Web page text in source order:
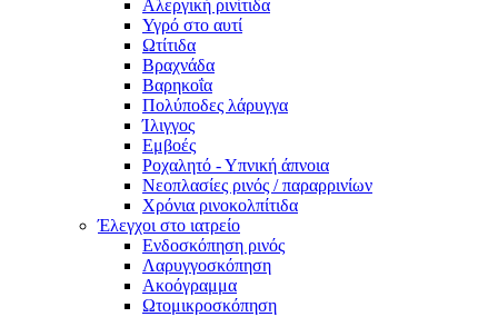
Αλεργική ρινίτιδα
Υγρό στο αυτί
Ωτίτιδα
Βραχνάδα
Βαρηκοΐα
Πολύποδες λάρυγγα
Ίλιγγος
Εμβοές
Ροχαλητό - Υπνική άπνοια
Νεοπλασίες ρινός / παραρρινίων
Χρόνια ρινοκολπίτιδα
Έλεγχοι στο ιατρείο
Ενδοσκόπηση ρινός
Λαρυγγοσκόπηση
Ακοόγραμμα
Ωτομικροσκόπηση